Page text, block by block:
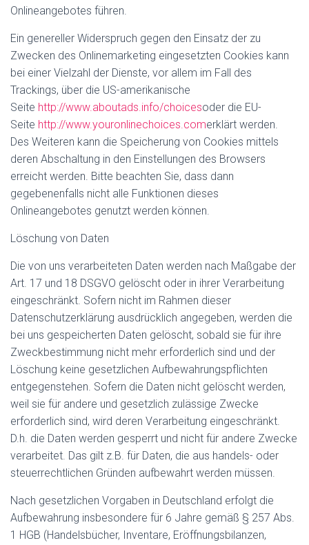
Onlineangebotes führen.
Ein genereller Widerspruch gegen den Einsatz der zu
Zwecken des Onlinemarketing eingesetzten Cookies kann
bei einer Vielzahl der Dienste, vor allem im Fall des
Trackings, über die US-amerikanische
Seite http://www.aboutads.info/choicesoder die EU-
Seite http://www.youronlinechoices.comerklärt werden.
Des Weiteren kann die Speicherung von Cookies mittels
deren Abschaltung in den Einstellungen des Browsers
erreicht werden. Bitte beachten Sie, dass dann
gegebenenfalls nicht alle Funktionen dieses
Onlineangebotes genutzt werden können.
Löschung von Daten
Die von uns verarbeiteten Daten werden nach Maßgabe der
Art. 17 und 18 DSGVO gelöscht oder in ihrer Verarbeitung
eingeschränkt. Sofern nicht im Rahmen dieser
Datenschutzerklärung ausdrücklich angegeben, werden die
bei uns gespeicherten Daten gelöscht, sobald sie für ihre
Zweckbestimmung nicht mehr erforderlich sind und der
Löschung keine gesetzlichen Aufbewahrungspflichten
entgegenstehen. Sofern die Daten nicht gelöscht werden,
weil sie für andere und gesetzlich zulässige Zwecke
erforderlich sind, wird deren Verarbeitung eingeschränkt.
D.h. die Daten werden gesperrt und nicht für andere Zwecke
verarbeitet. Das gilt z.B. für Daten, die aus handels- oder
steuerrechtlichen Gründen aufbewahrt werden müssen.
Nach gesetzlichen Vorgaben in Deutschland erfolgt die
Aufbewahrung insbesondere für 6 Jahre gemäß § 257 Abs.
1 HGB (Handelsbücher, Inventare, Eröffnungsbilanzen,